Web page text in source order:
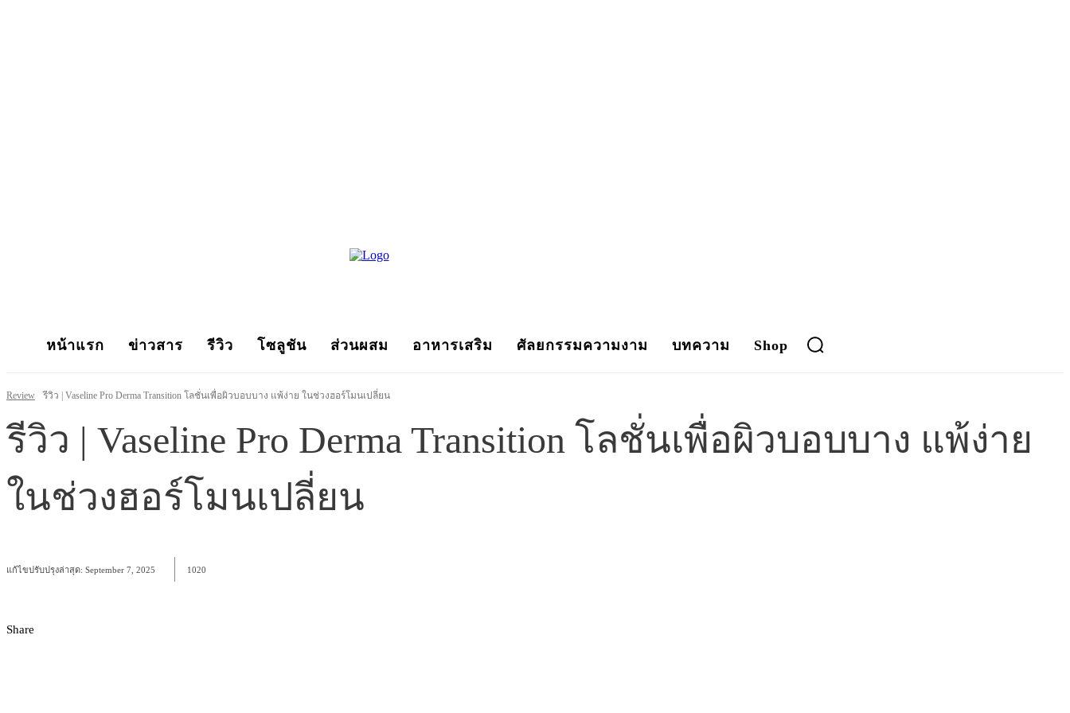
หน้าแรก ข่าวสาร รีวิว โซลูชัน ส่วนผสม อาหารเสริม ศัลยกรรมความงาม บทความ Shop
Review รีวิว | Vaseline Pro Derma Transition โลชั่นเพื่อผิวบอบบาง แพ้ง่าย ในช่วงฮอร์โมนเปลี่ยน
รีวิว | Vaseline Pro Derma Transition โลชั่นเพื่อผิวบอบบาง แพ้ง่าย
ในช่วงฮอร์โมนเปลี่ยน
แก้ไขปรับปรุงล่าสุด: September 7, 2025 1020
Share